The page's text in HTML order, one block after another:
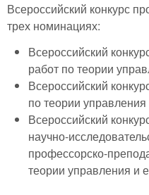
Всероссийский конкурс
трех номинациях:
Всероссийский
работ по теории
Всероссийский
по теории
Всероссийский
научно-
профессорско-
теории управления и